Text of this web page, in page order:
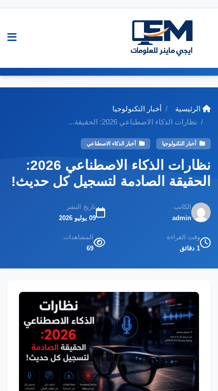
الرئيسية
أخبار التكنولوجيا
نظارات الذكاء الاصطناعي 2026: الحقيقة...
أخبار التكنولوجيا أخبار الذكاء الاصطناعي
نظارات الذكاء الاصطناعي 2026:
الحقيقة الصادمة لتسجيل كل حديث!
الكاتب
admin
تاريخ النشر
09 يوليو 2026
وقت القراءة
1 دقائق
المشاهدات
69